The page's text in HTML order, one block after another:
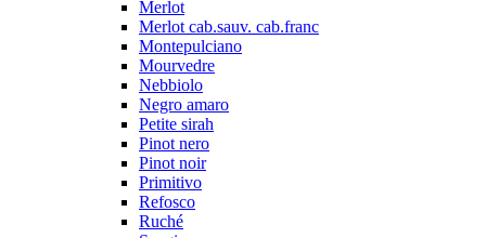
Merlot
Merlot cab.sauv. cab.franc
Montepulciano
Mourvedre
Nebbiolo
Negro amaro
Petite sirah
Pinot nero
Pinot noir
Primitivo
Refosco
Ruché